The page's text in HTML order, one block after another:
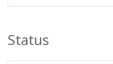
Status